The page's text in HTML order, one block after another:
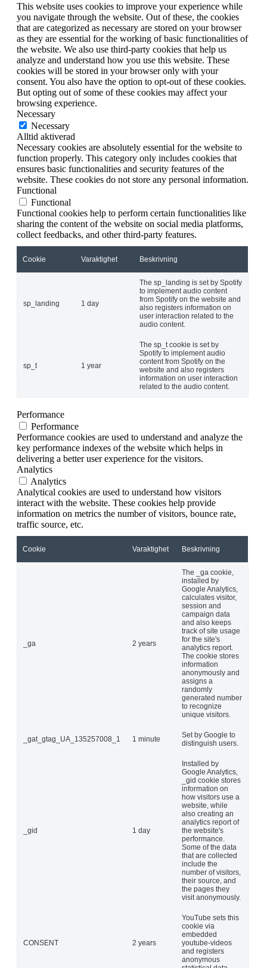
This website uses cookies to improve your experience while
you navigate through the website. Out of these, the cookies
that are categorized as necessary are stored on your browser
as they are essential for the working of basic functionalities of
the website. We also use third-party cookies that help us
analyze and understand how you use this website. These
cookies will be stored in your browser only with your
consent. You also have the option to opt-out of these cookies.
But opting out of some of these cookies may affect your
browsing experience.
Necessary
Necessary
Alltid aktiverad
Necessary cookies are absolutely essential for the website to
function properly. This category only includes cookies that
ensures basic functionalities and security features of the
website. These cookies do not store any personal information.
Functional
Functional
Functional cookies help to perform certain functionalities like
sharing the content of the website on social media platforms,
collect feedbacks, and other third-party features.
Cookie Varaktighet Beskrivning
sp_landing 1 day
The sp_landing is set by Spotify
to implement audio content
from Spotify on the website and
also registers information on
user interaction related to the
audio content.
sp_t 1 year
The sp_t cookie is set by
Spotify to implement audio
content from Spotify on the
website and also registers
information on user interaction
related to the audio content.
Performance
Performance
Performance cookies are used to understand and analyze the
key performance indexes of the website which helps in
delivering a better user experience for the visitors.
Analytics
Analytics
Analytical cookies are used to understand how visitors
interact with the website. These cookies help provide
information on metrics the number of visitors, bounce rate,
traffic source, etc.
Cookie Varaktighet Beskrivning
_ga 2 years
The _ga cookie,
installed by
Google Analytics,
calculates visitor,
session and
campaign data
and also keeps
track of site usage
for the site's
analytics report.
The cookie stores
information
anonymously and
assigns a
randomly
generated number
to recognize
unique visitors.
_gat_gtag_UA_135257008_1 1 minute
Set by Google to
distinguish users.
_gid 1 day
Installed by
Google Analytics,
_gid cookie stores
information on
how visitors use a
website, while
also creating an
analytics report of
the website's
performance.
Some of the data
that are collected
include the
number of visitors,
their source, and
the pages they
visit anonymously.
CONSENT 2 years
YouTube sets this
cookie via
embedded
youtube-videos
and registers
anonymous